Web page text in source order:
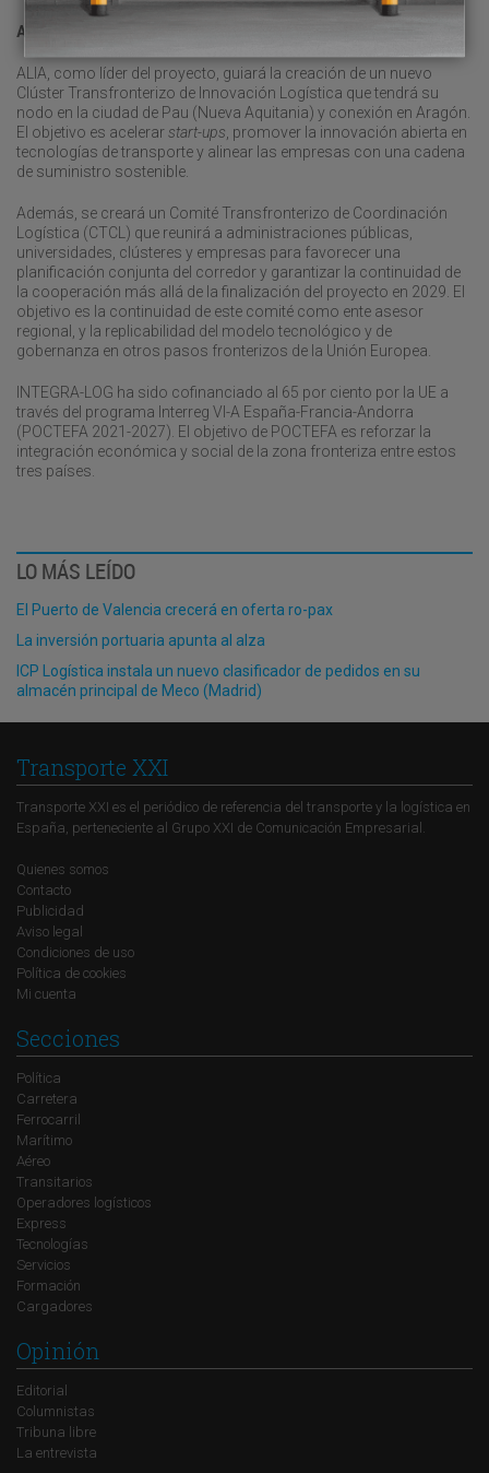
ALIA
ALIA, como líder del proyecto, guiará la creación de un nuevo
Clúster Transfronterizo de Innovación Logística que tendrá su
nodo en la ciudad de Pau (Nueva Aquitania) y conexión en Aragón.
El objetivo es acelerarstart-ups , promover la innovación abierta en
tecnologías de transporte y alinear las empresas con una cadena
de suministro sostenible.
Además, se creará un Comité Transfronterizo de Coordinación
Logística (CTCL) que reunirá a administraciones públicas,
universidades, clústeres y empresas para favorecer una
planificación conjunta del corredor y garantizar la continuidad de
la cooperación más allá de la finalización del proyecto en 2029. El
objetivo es la continuidad de este comité como ente asesor
regional, y la replicabilidad del modelo tecnológico y de
gobernanza en otros pasos fronterizos de la Unión Europea.
INTEGRA-LOG ha sido cofinanciado al 65 por ciento por la UE a
través del programa Interreg VI-A España-Francia-Andorra
(POCTEFA 2021-2027). El objetivo de POCTEFA es reforzar la
integración económica y social de la zona fronteriza entre estos
tres países.
LO MÁS LEÍDO
El Puerto de Valencia crecerá en oferta ro-pax
La inversión portuaria apunta al alza
ICP Logística instala un nuevo clasificador de pedidos en su
almacén principal de Meco (Madrid)
Transporte XXI
Transporte XXI es el periódico de referencia del transporte y la logística en
España, perteneciente al Grupo XXI de Comunicación Empresarial.
Quienes somos
Contacto
Publicidad
Aviso legal
Condiciones de uso
Política de cookies
Mi cuenta
Secciones
Política
Carretera
Ferrocarril
Marítimo
Aéreo
Transitarios
Operadores logísticos
Express
Tecnologías
Servicios
Formación
Cargadores
Opinión
Editorial
Columnistas
Tribuna libre
La entrevista